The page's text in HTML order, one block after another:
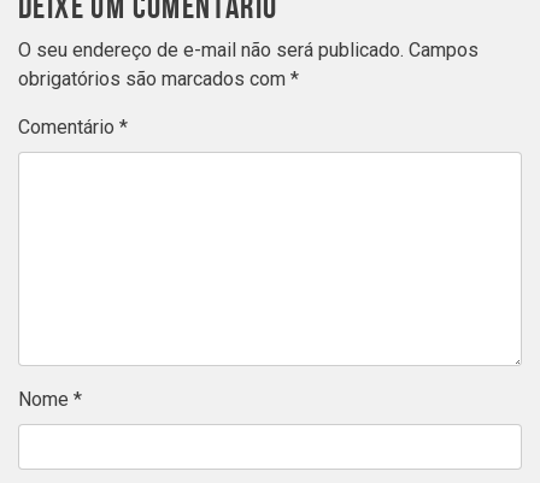
O seu endereço de e-mail não será publicado. Campos
obrigatórios são marcados com *
Comentário *
Nome *